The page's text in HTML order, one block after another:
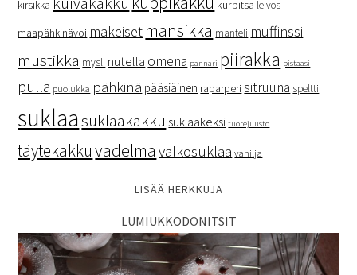
kirsikka kurpitsa leivos
maapähkinävoi makeiset mansikka manteli muffinssi
mustikka mysli nutella omena pannari piirakka pistaasi
pulla puolukka pähkinä pääsiäinen raparperi sitruuna speltti
suklaa suklaakakku suklaakeksi tuorejuusto
täytekakkuvadelma valkosuklaa vanilja
LISÄÄ HERKKUJA
LUMIUKKODONITSIT